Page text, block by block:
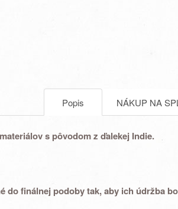
Popis NÁKUP NA
s pôvodom z ďalekej Indie.
do finálnej podoby tak, aby ich údržba